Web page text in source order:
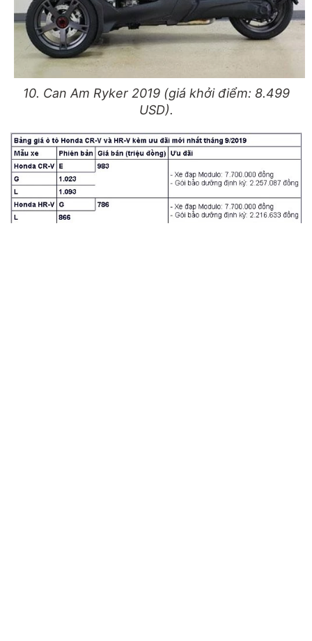
10. Can Am Ryker 2019 (giá khởi điểm: 8.499
USD).